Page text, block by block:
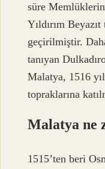
süre
Yıldırım
geçirilmiştir.
tanıyan
Malatya, 1516
topraklarına
Malatya ne
1515’ten beri